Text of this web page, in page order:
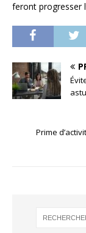
feront progresser
Prime